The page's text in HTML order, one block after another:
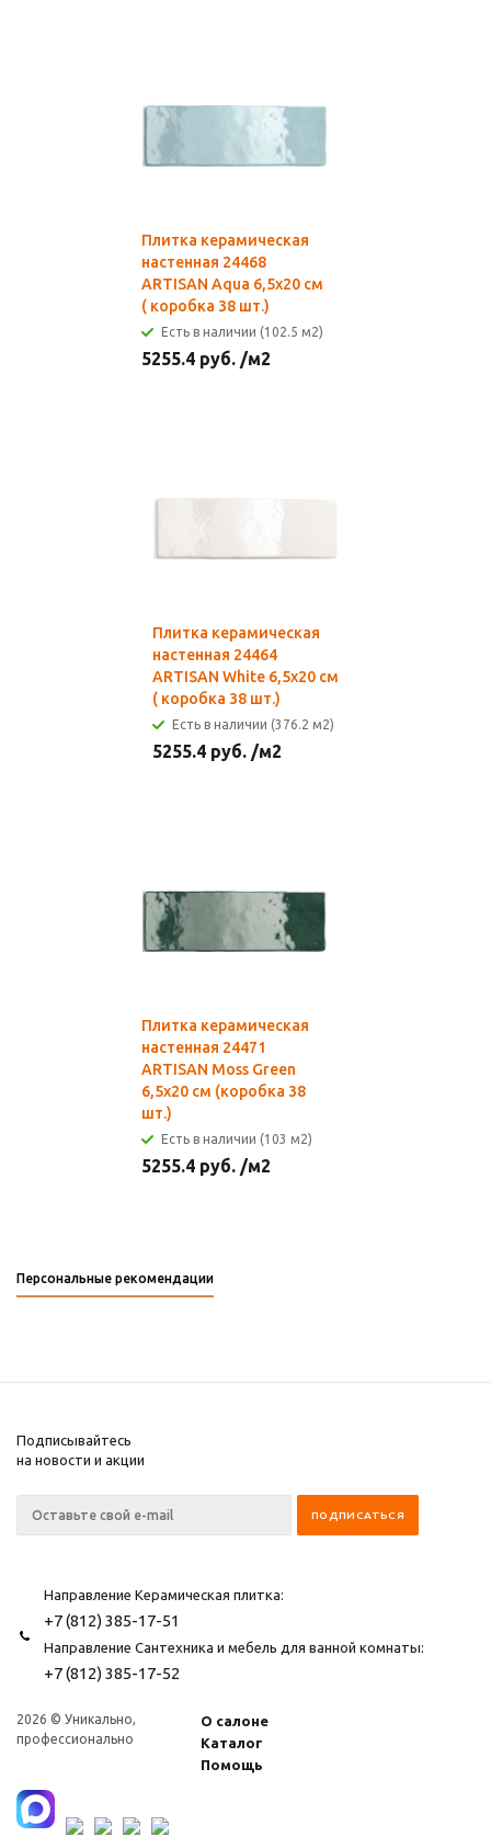
Плитка керамическая
настенная 24468
ARTISAN Aqua 6,5х20 см
( коробка 38 шт.)
Есть в наличии (102.5 м2)
5255.4 руб. /м2
Плитка керамическая
настенная 24464
ARTISAN White 6,5х20 см
( коробка 38 шт.)
Есть в наличии (376.2 м2)
5255.4 руб. /м2
Плитка керамическая
настенная 24471
ARTISAN Moss Green
6,5х20 см (коробка 38
шт.)
Есть в наличии (103 м2)
5255.4 руб. /м2
Персональные рекомендации
Подписывайтесь
на новости и акции
Направление Керамическая плитка:
+7 (812) 385-17-51
Направление Сантехника и мебель для ванной комнаты:
+7 (812) 385-17-52
2026 © Уникально,
профессионально
О салоне
Каталог
Помощь